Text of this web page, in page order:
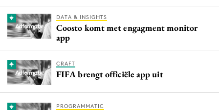
DATA & INSIGHTS
Coosto komt met engagment monitor
app
CRAFT
FIFA brengt officiële app uit
PROGRAMMATIC